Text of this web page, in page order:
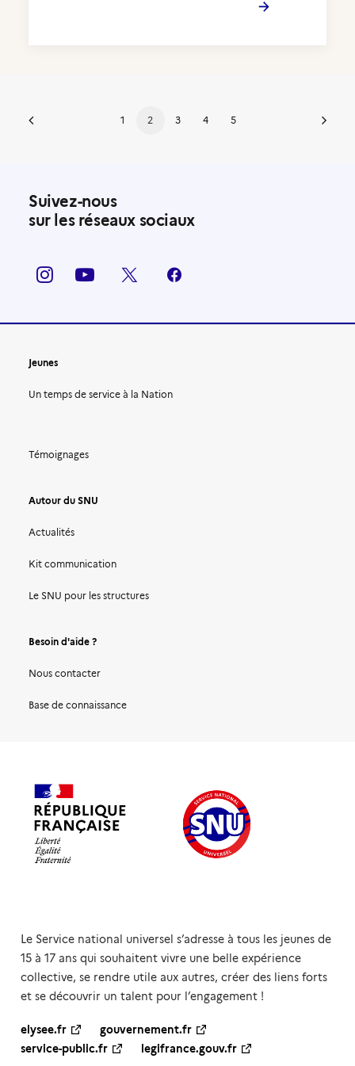
1 2 3 4 5
Suivez-nous
sur les réseaux sociaux
Jeunes
Un temps de service à la Nation
Témoignages
Autour du SNU
Actualités
Kit communication
Le SNU pour les structures
Besoin d'aide ?
Nous contacter
Base de connaissance
Le Service national universel s’adresse à tous les jeunes de
15 à 17 ans qui souhaitent vivre une belle expérience
collective, se rendre utile aux autres, créer des liens forts
et se découvrir un talent pour l’engagement !
elysee.fr
gouvernement.fr
service-public.fr
legifrance.gouv.fr